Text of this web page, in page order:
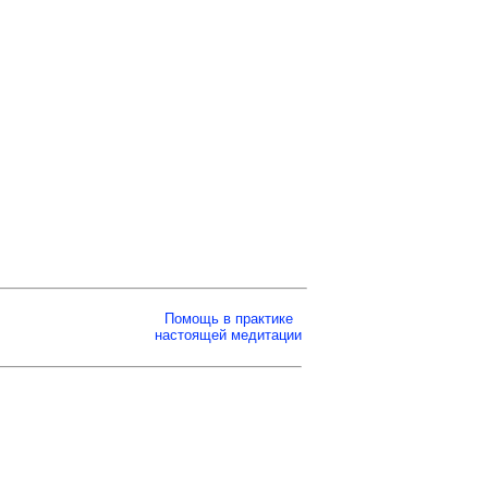
Помощь в практике
настоящей медитации